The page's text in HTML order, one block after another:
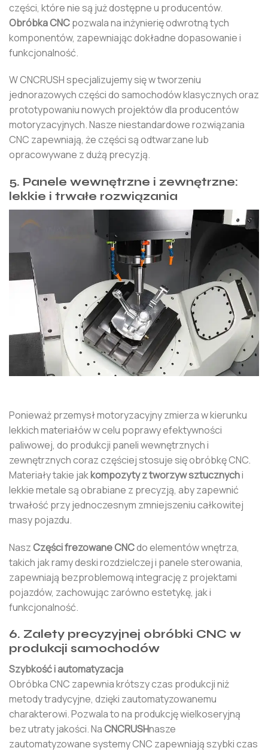
części, które nie są już dostępne u producentów.
Obróbka CNCpozwala na inżynierię odwrotną tych
komponentów, zapewniając dokładne dopasowanie i
funkcjonalność.
W CNCRUSH specjalizujemy się w tworzeniu
jednorazowych części do samochodów klasycznych oraz
prototypowaniu nowych projektów dla producentów
motoryzacyjnych. Nasze niestandardowe rozwiązania
CNC zapewniają, że części są odtwarzane lub
opracowywane z dużą precyzją.
5. Panele wewnętrzne i zewnętrzne:
lekkie i trwałe rozwiązania
Ponieważ przemysł motoryzacyjny zmierza w kierunku
lekkich materiałów w celu poprawy efektywności
paliwowej, do produkcji paneli wewnętrznych i
zewnętrznych coraz częściej stosuje się obróbkę CNC.
Materiały takie jakkompozyty z tworzyw sztucznychi
lekkie metale są obrabiane z precyzją, aby zapewnić
trwałość przy jednoczesnym zmniejszeniu całkowitej
masy pojazdu.
NaszCzęści frezowane CNCdo elementów wnętrza,
takich jak ramy deski rozdzielczej i panele sterowania,
zapewniają bezproblemową integrację z projektami
pojazdów, zachowując zarówno estetykę, jak i
funkcjonalność.
6. Zalety precyzyjnej obróbki CNC w
produkcji samochodów
Szybkość i automatyzacja
Obróbka CNC zapewnia krótszy czas produkcji niż
metody tradycyjne, dzięki zautomatyzowanemu
charakterowi. Pozwala to na produkcję wielkoseryjną
bez utraty jakości. NaCNCRUSHnasze
zautomatyzowane systemy CNC zapewniają szybki czas